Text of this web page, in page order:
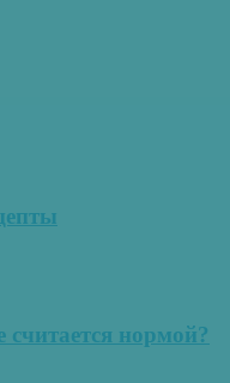
считается нормой?